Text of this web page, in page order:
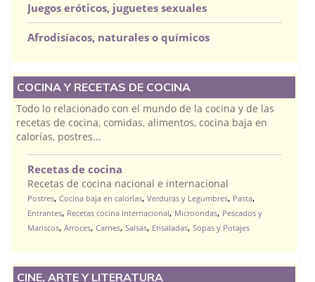
Juegos eróticos, juguetes sexuales
Afrodisíacos, naturales o químicos
COCINA Y RECETAS DE COCINA
Todo lo relacionado con el mundo de la cocina y de las
recetas de cocina, comidas, alimentos, cocina baja en
calorías, postres...
Recetas de cocina
Recetas de cocina nacional e internacional
Postres, Cocina baja en calorías, Verduras y Legumbres, Pasta,
Entrantes, Recetas cocina Internacional, Microondas, Pescados y
Mariscos, Arroces, Carnes, Salsas, Ensaladas, Sopas y Potajes
CINE, ARTE Y LITERATURA